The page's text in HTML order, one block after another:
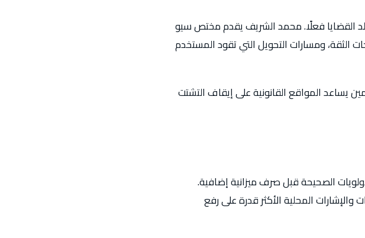
فعلًا. محمد الشريف يقدم مختص سيو
الثقة، ومسارات التحويل التي تقود المستخدم
يساعد المواقع القانونية على إيقاف التشتت
الصحيحة قبل صرف ميزانية إضافية.
المحلية الأكثر قدرة على رفع